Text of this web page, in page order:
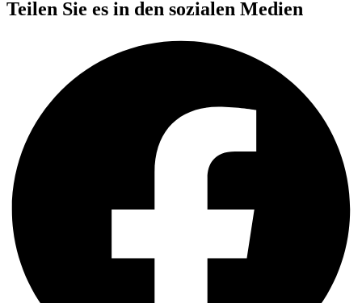
Teilen Sie es in den sozialen Medien